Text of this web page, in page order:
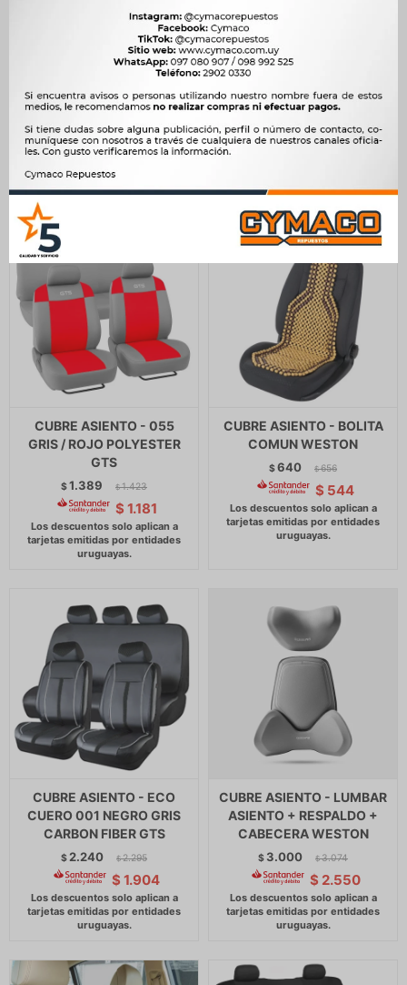
CUBRE ASIENTO - JGO.
PARA BUTACAS
DELANTERAS POLYESTER
WESTON
1.322
$1.124
CUBRE ASIENTO - GTS 001
NEGRO / AZUL GTS
$997
CUBRE ASIENTO - 055
GRIS / ROJO POLYESTER
GTS
$1.389 $ 1.423
$ 1.181
CUBRE ASIENTO - BOLITA
COMUN WESTON
$640 $ 656
$ 544
CUBRE ASIENTO - ECO
CUERO 001 NEGRO GRIS
CARBON FIBER GTS
$ 2.240 $ 2.295
$ 1.904
CUBRE ASIENTO - LUMBAR
ASIENTO + RESPALDO +
CABECERA WESTON
$ 3.000 $ 3.074
$ 2.550